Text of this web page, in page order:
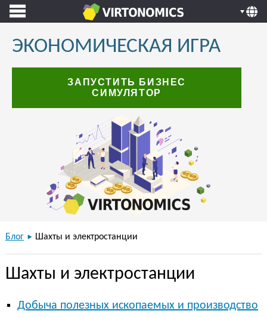
ЭКОНОМИЧЕСКАЯ ИГРА
ЗАПУСТИТЬ БИЗНЕС
СИМУЛЯТОР
Блог Шахты и электростанции
Шахты и электростанции
Добыча полезных ископаемых и производство